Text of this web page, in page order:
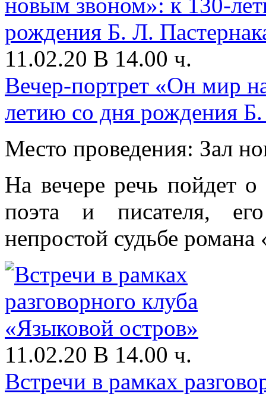
11.02.20 В 14.00 ч.
Вечер-портрет «Он мир
летию со дня рождения
Место проведения: Зал
На вечере речь пойдет
поэта и писателя,
непростой судьбе
11.02.20 В 14.00 ч.
Встречи в рамках